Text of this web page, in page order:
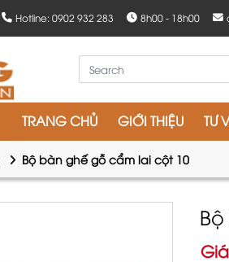
Hotline: 0902 932 283 8h00 - 18h00
TRANG CHỦ GIỚI THIỆU TƯ
Bộ bàn ghế gỗ cẩm lai cột 10